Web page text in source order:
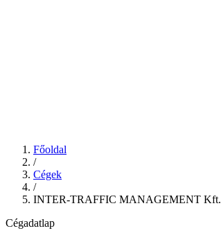
Főoldal
/
Cégek
/
INTER-TRAFFIC MANAGEMENT Kft.
Cégadatlap